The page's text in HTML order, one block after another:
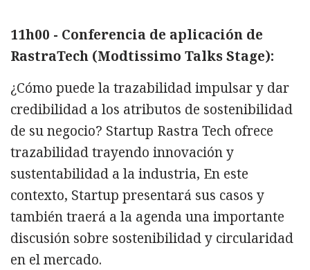
11h00 - Conferencia de aplicación de
RastraTech (Modtissimo Talks Stage):
¿Cómo puede la trazabilidad impulsar y dar
credibilidad a los atributos de sostenibilidad
de su negocio? Startup Rastra Tech ofrece
trazabilidad trayendo innovación y
sustentabilidad a la industria, En este
contexto, Startup presentará sus casos y
también traerá a la agenda una importante
discusión sobre sostenibilidad y circularidad
en el mercado.